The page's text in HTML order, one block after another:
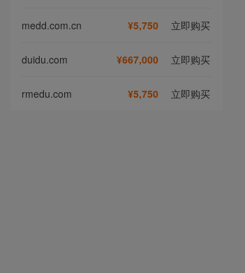
medd.com.cn ¥5,750 立即购买
duidu.com ¥667,000 立即购买
rmedu.com ¥5,750 立即购买